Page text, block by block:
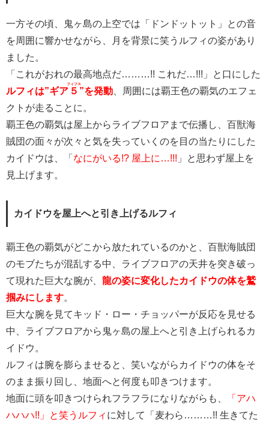
一方その頃、鬼ヶ島の上空では「ドンドットット」との音
を周囲に響かせながら、月を背景に笑うルフィの姿があり
ました。
「これがおれの最高地点だ………!! これだ…!!!」と口にした
ルフィは”ギア ５
フィフス
”を発動 、周囲には覇王色の覇気のエフェ
クトが走ることに。
覇王色の覇気は屋上からライブフロアまで伝播し、百獣海
賊団の面々が次々と気を失っていくのを目の当たりにした
カイドウは、「 なにがいる!? 屋上に…!!! 」と思わず屋上を
見上げます。
カイドウを屋上へと引き上げるルフィ
覇王色の覇気がどこから放たれているのかと、百獣海賊団
のモブたちが混乱する中、ライブフロアの天井を突き破っ
て現れた巨大な腕が、 龍の姿に変化したカイドウの体を鷲
掴みにします。
巨大な腕を見てキッド・ロー・チョッパーが反応を見せる
中、ライブフロアから鬼ヶ島の屋上へと引き上げられるカ
イドウ。
ルフィは腕を膨らませると、笑いながらカイドウの体をそ
のまま振り回し、地面へと何度も叩きつけます。
地面に頭を叩きつけられフラフラになりながらも、
「アハ
ハハハ!!」と笑うルフィ に対して「麦わら………!! 生きてた